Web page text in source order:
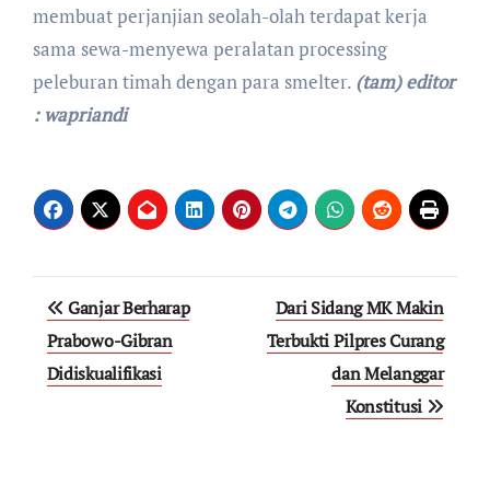
membuat perjanjian seolah-olah terdapat kerja
sama sewa-menyewa peralatan processing
peleburan timah dengan para smelter. (tam) editor
: wapriandi
Ganjar Berharap
Prabowo-Gibran
Didiskualifikasi
Dari Sidang MK Makin
Terbukti Pilpres Curang
dan Melanggar
Konstitusi